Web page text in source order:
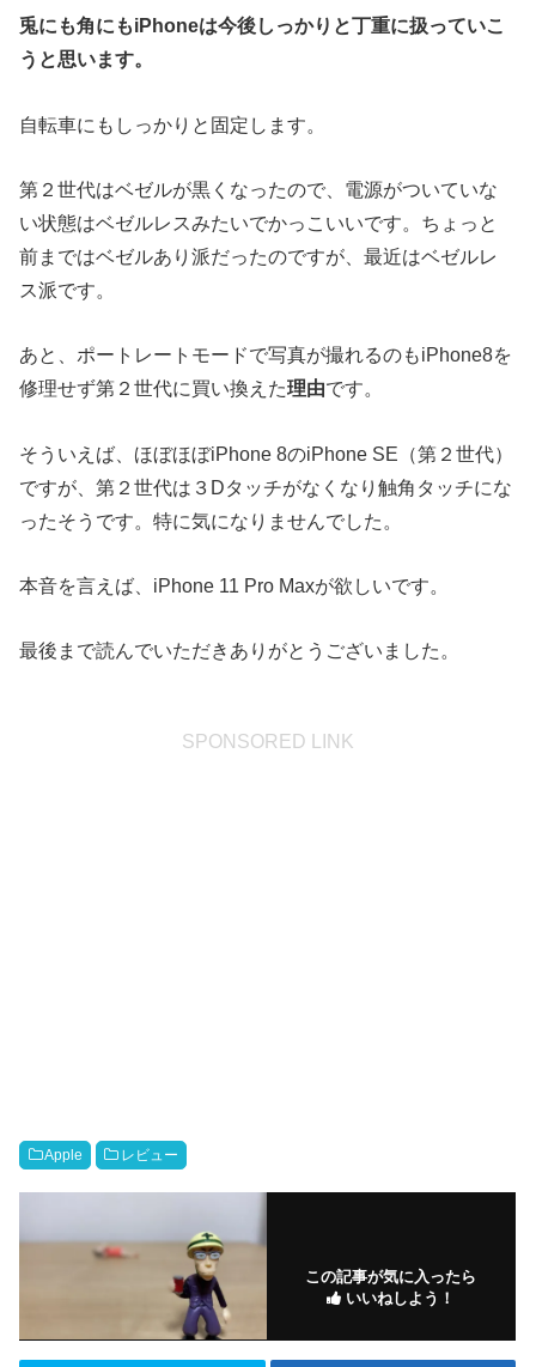
兎にも角にもiPhoneは今後しっかりと丁重に扱っていこ
うと思います。
自転車にもしっかりと固定します。
第２世代はベゼルが黒くなったので、電源がついていな
い状態はベゼルレスみたいでかっこいいです。ちょっと
前まではベゼルあり派だったのですが、最近はベゼルレ
ス派です。
あと、ポートレートモードで写真が撮れるのもiPhone8を
修理せず第２世代に買い換えた理由です。
そういえば、ほぼほぼiPhone 8のiPhone SE（第２世代）
ですが、第２世代は３Dタッチがなくなり触角タッチにな
ったそうです。特に気になりませんでした。
本音を言えば、iPhone 11 Pro Maxが欲しいです。
最後まで読んでいただきありがとうございました。
SPONSORED LINK
Apple レビュー
この記事が気に入ったら
いいねしよう！